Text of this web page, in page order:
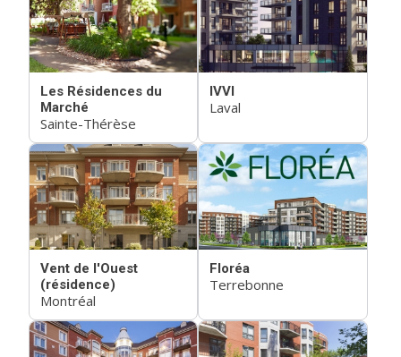
Les Résidences du
Marché
Sainte-Thérèse
IVVI
Laval
Vent de l'Ouest
(résidence)
Montréal
Floréa
Terrebonne